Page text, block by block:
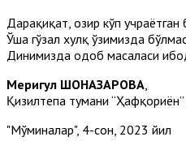
Дарҳақиқат, ҳозир кўп
Ўша гўзал хулқ ўзимизда
Динимизда одоб масаласи
Меҳригул ШОНАЗАРОВА,
Қизилтепа тумани “Ҳафқориён”
"Мўминалар", 4-сон, 2023 йил